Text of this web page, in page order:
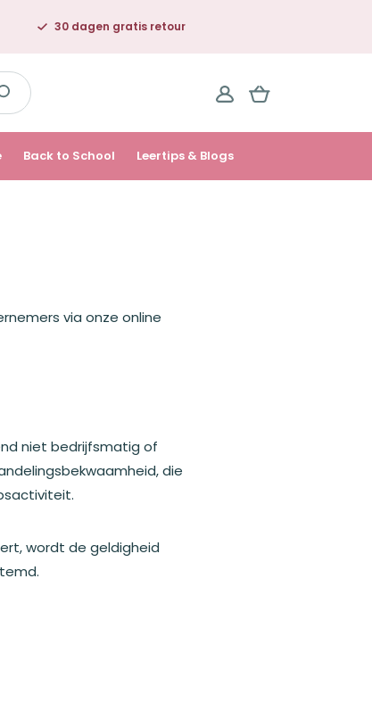
30 dagen gratis retour
Back to School Leertips & Blogs
via onze online
niet bedrijfsmatig of
die
wordt de geldigheid